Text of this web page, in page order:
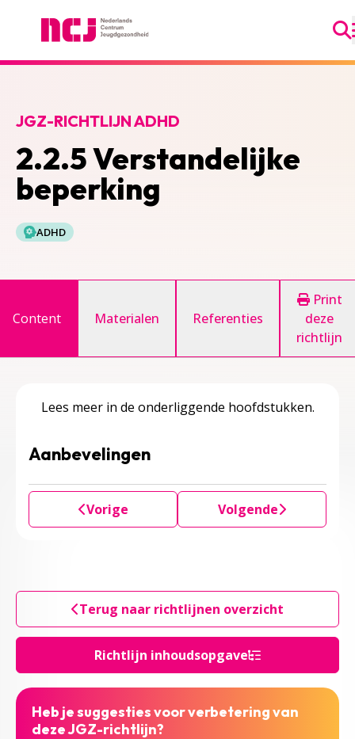
2.2.5 Verstandelijke
beperking
JGZ-RICHTLIJN ADHD
ADHD
Richtlijn inhoudsopgave
Content Materialen Referenties
Print
deze
richtlijn
Lees meer in de onderliggende hoofdstukken.
Aanbevelingen
Vorige Volgende
Terug naar richtlijnen overzicht
Heb je suggesties voor verbetering van
deze JGZ-richtlijn?